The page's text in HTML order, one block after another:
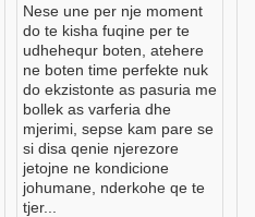
Nese une per nje moment
do te kisha fuqine per te
udhehequr boten, atehere
ne boten time perfekte nuk
do ekzistonte as pasuria me
bollek as varferia dhe
mjerimi, sepse kam pare se
si disa qenie njerezore
jetojne ne kondicione
johumane, nderkohe qe te
tjer...